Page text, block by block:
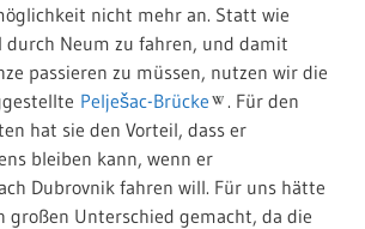
nicht mehr an. Statt wie
durch Neum zu fahren, und damit
passieren zu müssen, nutzen wir die
Pelješac-Brücke
. Für den
hat sie den Vorteil, dass er
bleiben kann, wenn er
Dubrovnik fahren will. Für uns hätte
großen Unterschied gemacht, da die